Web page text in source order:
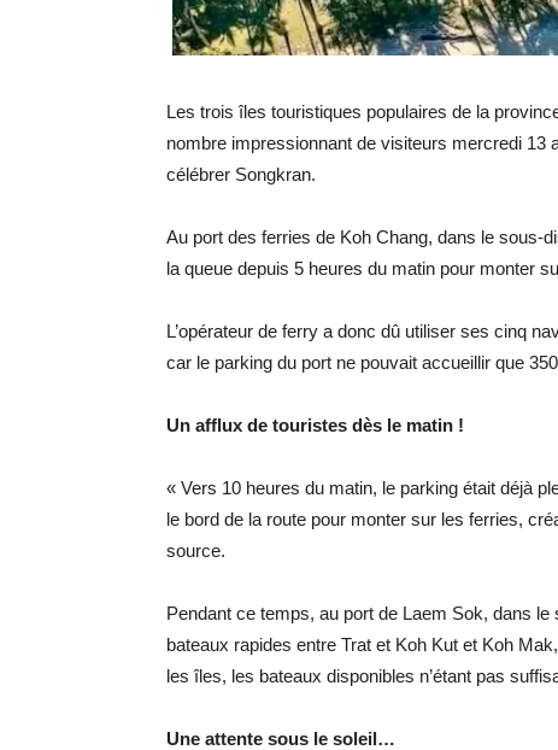
Les trois îles touristiques populaires de la
nombre impressionnant de visiteurs mercredi 13
célébrer Songkran.
Au port des ferries de Koh Chang, dans le sous-
la queue depuis 5 heures du matin pour monter
L’opérateur de ferry a donc dû utiliser ses cinq
car le parking du port ne pouvait accueillir que
Un afflux de touristes dès le matin !
« Vers 10 heures du matin, le parking était déjà
le bord de la route pour monter sur les ferries,
source.
Pendant ce temps, au port de Laem Sok, dans
bateaux rapides entre Trat et Koh Kut et Koh
les îles, les bateaux disponibles n’étant pas
Une attente sous le soleil…